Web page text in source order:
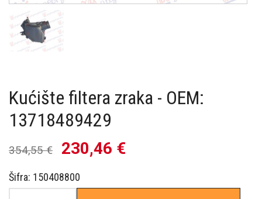
MY ACCOUNT
Kućište filtera zraka - OEM:
13718489429
354,55 € 230,46 €
Šifra: 150408800